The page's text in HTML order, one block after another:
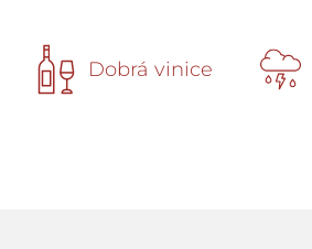
Dobrá vinice